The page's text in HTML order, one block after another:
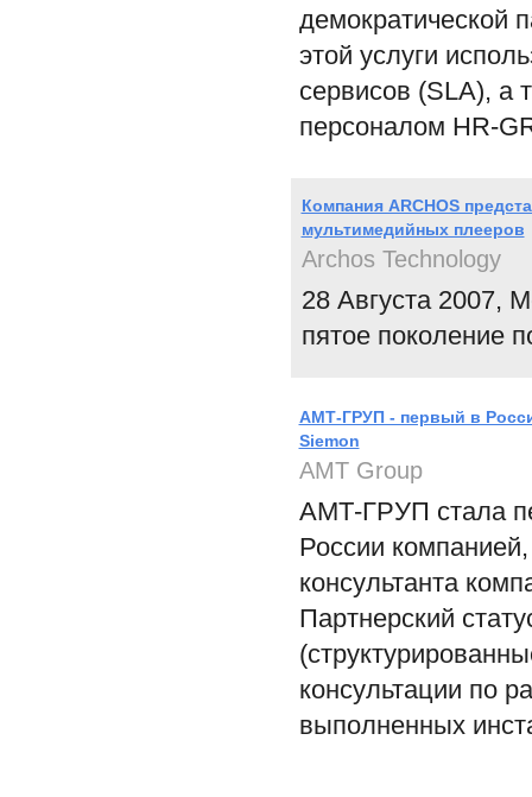
демократической
этой услуги
сервисов (SLA), а
персоналом HR-
Компания ARCHOS
мультимедийных плееров
Archos Technology
28 Августа 2007,
пятое поколение
АМТ-ГРУП - первый в
Siemon
АМТ Group
АМТ-ГРУП стала
России
консультанта
Партнерский
консультации по
выполненных